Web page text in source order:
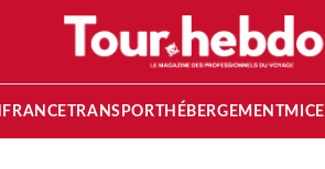
FRANCETRANSPORT HÉBERGEMENTMICE